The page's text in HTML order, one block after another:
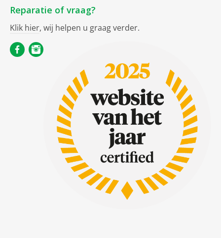
Reparatie of vraag?
Klik hier, wij helpen u graag verder.